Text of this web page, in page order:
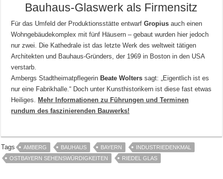
Bauhaus-Glaswerk als Firmensitz
Für das Umfeld der Produktionsstätte entwarfGropius auch einen
Wohngebäudekomplex mit fünf Häusern – gebaut wurden hier jedoch
nur zwei. Die Kathedrale ist das letzte Werk des weltweit tätigen
Architekten und Bauhaus-Gründers, der 1969 in Boston in den USA
verstarb.
Ambergs StadtheimatpflegerinBeate Wolters sagt: „Eigentlich ist es
nur eine Fabrikhalle.“ Doch unter Kunsthistorikern ist diese fast etwas
Heiliges.Mehr Informationen zu Führungen und Terminen
rundum des faszinierenden Bauwerks!
Tags AMBERG BAUHAUS BAYERN
INDUSTRIEDENKMAL
OSTBAYERN SEHENSWÜRDIGKEITEN
RIEDEL GLAS